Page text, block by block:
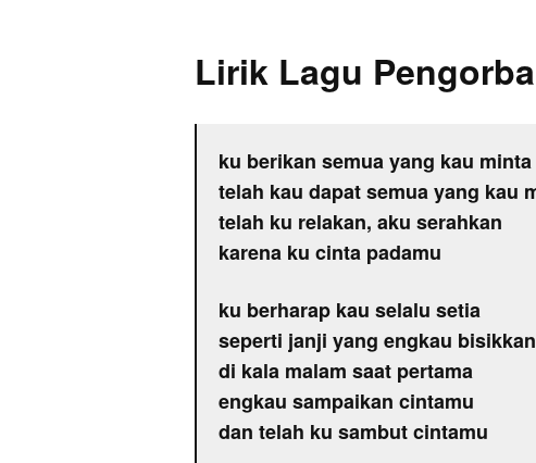
Lirik Lagu
ku berikan semua yang kau minta
telah kau dapat semua yang kau
telah ku relakan, aku serahkan
karena ku cinta padamu
ku berharap kau selalu setia
seperti janji yang engkau bisikkan
di kala malam saat pertama
engkau sampaikan cintamu
dan telah ku sambut cintamu